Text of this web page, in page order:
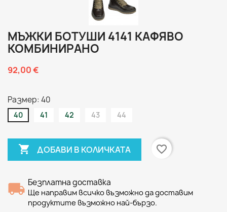
МЪЖКИ БОТУШИ 4141 КАФЯВО
КОМБИНИРАНО
92,00 €
Размер: 40
40 41 42 43 44
 ДОБАВИ В КОЛИЧКАТА favorite_border
Безплатна доставка
Ще направим всичко възможно да доставим
продуктите възможно най-бързо.